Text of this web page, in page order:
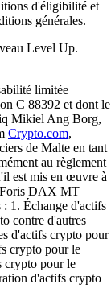
d'éligibilité et
générales.
Level Up.
limitée
C 88392 et dont le
Mikiel Ang Borg,
Crypto.com,
de Malte en tant
au règlement
est mis en œuvre à
Foris DAX MT
1. Échange d'actifs
contre d'autres
d'actifs crypto pour
crypto pour le
crypto pour le
d'actifs crypto